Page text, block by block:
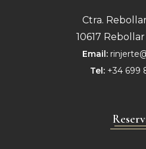
Ctra.
10617 Rebollar
Email:
Tel: +34 699